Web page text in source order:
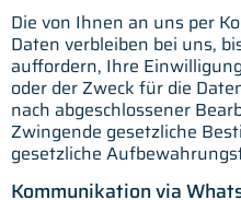
Die von Ihnen an uns per
Daten verbleiben bei uns,
auffordern, Ihre
oder der Zweck für die
nach abgeschlossener
Zwingende gesetzliche
gesetzliche
Kommunikation via